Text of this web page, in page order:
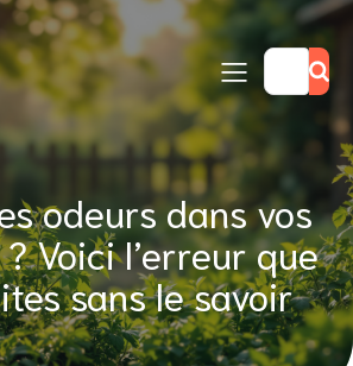
odeurs dans vos
Voici l’erreur que
sans le savoir